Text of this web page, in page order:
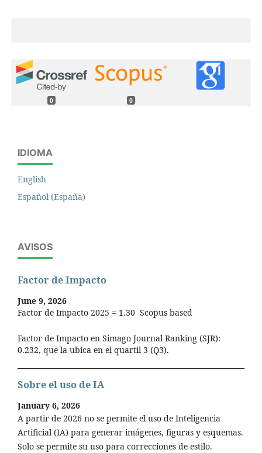
0 0
IDIOMA
English
Español (España)
AVISOS
Factor de Impacto
June 9, 2026
Factor de Impacto 2025 = 1.30 Scopus based
Factor de Impacto en Simago Journal Ranking (SJR):
0.232, que la ubica en el quartil 3 (Q3).
Sobre el uso de IA
January 6, 2026
A partir de 2026 no se permite el uso de Inteligencia
Artificial (IA) para generar imágenes, figuras y esquemas.
Solo se permite su uso para correcciones de estilo.